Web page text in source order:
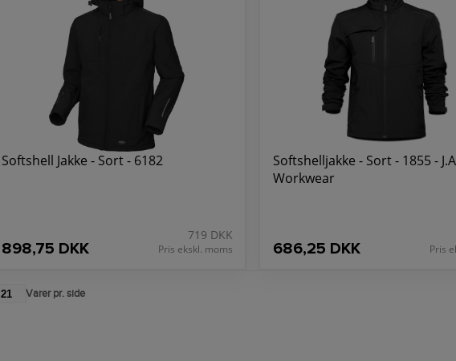
Softshell Jakke - Sort - 6182
898,75 DKK
719 DKK
Pris ekskl. moms
Softshelljakke - Sort - 1855 -
Workwear
686,25 DKK Pris
21 Varer pr. side